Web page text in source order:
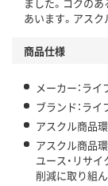
あいます。アスク
商品仕様
メーカー：ラ
ブランド：ラ
アスクル商品
アスクル商品
ユース・リサ
削減に取り組